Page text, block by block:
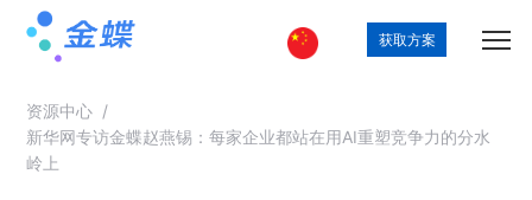
获取方案
资源中心 /
新华网专访金蝶赵燕锡：每家企业都站在用AI重塑竞争力的分水
岭上